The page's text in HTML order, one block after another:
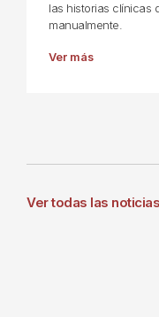
las historias clínicas
manualmente.
Ver más
Ver todas las noticias